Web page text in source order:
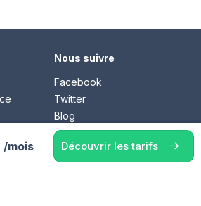
/mois Découvrir les tarifs
Nous suivre
Facebook
Twitter
Blog